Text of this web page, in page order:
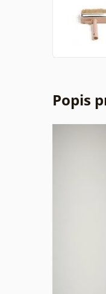
Popis